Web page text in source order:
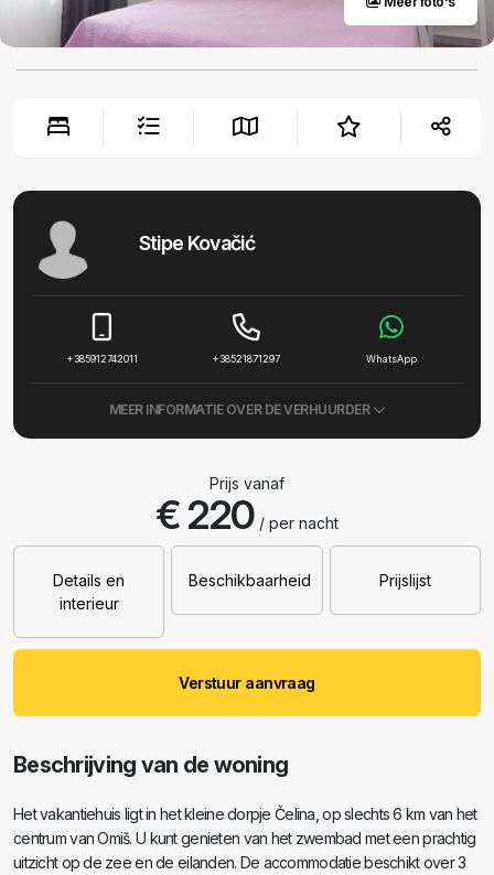
Stipe Kovačić
+385912742011 +38521871297 WhatsApp
MEER INFORMATIE OVER DE VERHUURDER
Prijs vanaf
€ 220/ per nacht
Details en
interieur
Beschikbaarheid Prijslijst
Verstuur aanvraag
Beschrijving van de woning
Het vakantiehuis ligt in het kleine dorpje Čelina, op slechts 6 km van het
centrum van Omiš. U kunt genieten van het zwembad met een prachtig
uitzicht op de zee en de eilanden. De accommodatie beschikt over 3